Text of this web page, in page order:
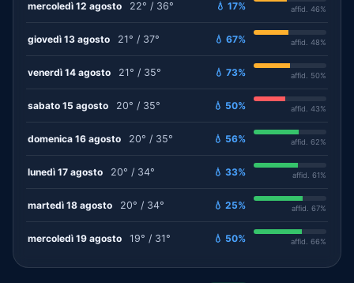
mercoledì 12 agosto 22° / 36° 💧 17% affid. 46%
giovedì 13 agosto 21° / 37° 💧 67% affid. 48%
venerdì 14 agosto 21° / 35° 💧 73% affid. 50%
sabato 15 agosto 20° / 35° 💧 50% affid. 43%
domenica 16 agosto 20° / 35° 💧 56% affid. 62%
lunedì 17 agosto 20° / 34° 💧 33% affid. 61%
martedì 18 agosto 20° / 34° 💧 25% affid. 67%
mercoledì 19 agosto 19° / 31° 💧 50% affid. 66%